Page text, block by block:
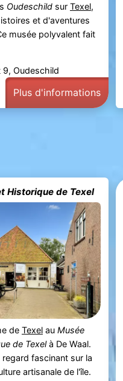
Oudeschildsur Texel,
et d'aventures
musée polyvalent fait
Oudeschild
Plus d'informations
Historique de Texel
de Texelau Musée
de Texelà De Waal.
fascinant sur la
artisanale de l'île.